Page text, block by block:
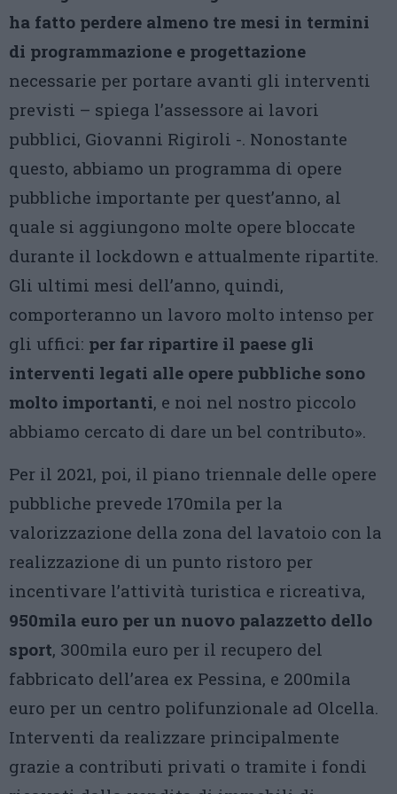
ha fatto perdere almeno tre mesi in termini
di programmazione e progettazione
necessarie per portare avanti gli interventi
previsti – spiega l’assessore ai lavori
pubblici, Giovanni Rigiroli -. Nonostante
questo, abbiamo un programma di opere
pubbliche importante per quest’anno, al
quale si aggiungono molte opere bloccate
durante il lockdown e attualmente ripartite.
Gli ultimi mesi dell’anno, quindi,
comporteranno un lavoro molto intenso per
gli uffici: per far ripartire il paese gli
interventi legati alle opere pubbliche sono
molto importanti, e noi nel nostro piccolo
abbiamo cercato di dare un bel contributo».
Per il 2021, poi, il piano triennale delle opere
pubbliche prevede 170mila per la
valorizzazione della zona del lavatoio con la
realizzazione di un punto ristoro per
incentivare l’attività turistica e ricreativa,
950mila euro per un nuovo palazzetto dello
sport, 300mila euro per il recupero del
fabbricato dell’area ex Pessina, e 200mila
euro per un centro polifunzionale ad Olcella.
Interventi da realizzare principalmente
grazie a contributi privati o tramite i fondi